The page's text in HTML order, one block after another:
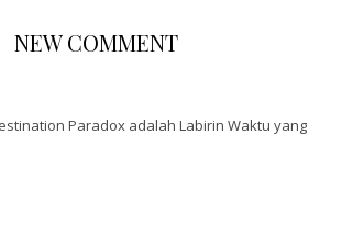
NEW COMMENT
Paradox adalah Labirin Waktu yang